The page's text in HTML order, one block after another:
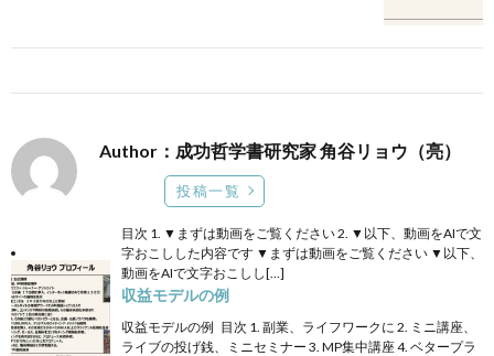
Author：成功哲学書研究家 角谷リョウ（亮）
投稿一覧
目次 1. ▼まずは動画をご覧ください 2. ▼以下、動画をAIで文
字おこしした内容です ▼まずは動画をご覧ください ▼以下、
動画をAIで文字おこしし[…]
収益モデルの例
収益モデルの例 目次 1. 副業、ライフワークに 2. ミニ講座、
ライブの投げ銭、ミニセミナー 3. MP集中講座 4. ベタープラ